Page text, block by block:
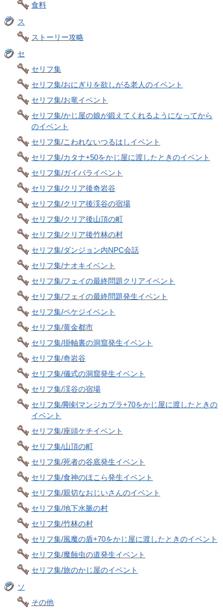
食料
ス
ストーリー攻略
セ
セリフ集
セリフ集/おにぎりを欲しがる老人のイベント
セリフ集/お竜イベント
セリフ集/かじ屋の娘が鍛えてくれるようになってから
のイベント
セリフ集/こわれないつるはしイベント
セリフ集/カタナ+50をかじ屋に渡したときのイベント
セリフ集/ガイバライベント
セリフ集/クリア後奇岩谷
セリフ集/クリア後渓谷の宿場
セリフ集/クリア後山頂の町
セリフ集/クリア後竹林の村
セリフ集/ダンジョン内NPC会話
セリフ集/ナオキイベント
セリフ集/フェイの最終問題クリアイベント
セリフ集/フェイの最終問題発生イベント
セリフ集/ペケジイベント
セリフ集/黄金都市
セリフ集/掛軸裏の洞窟発生イベント
セリフ集/奇岩谷
セリフ集/儀式の洞窟発生イベント
セリフ集/渓谷の宿場
セリフ集/剛剣マンジカブラ+70をかじ屋に渡したときの
イベント
セリフ集/座頭ケチイベント
セリフ集/山頂の町
セリフ集/死者の谷底発生イベント
セリフ集/食神のほこら発生イベント
セリフ集/親切なおじいさんのイベント
セリフ集/地下水脈の村
セリフ集/竹林の村
セリフ集/風魔の盾+70をかじ屋に渡したときのイベント
セリフ集/魔蝕虫の道発生イベント
セリフ集/旅のかじ屋のイベント
ソ
その他